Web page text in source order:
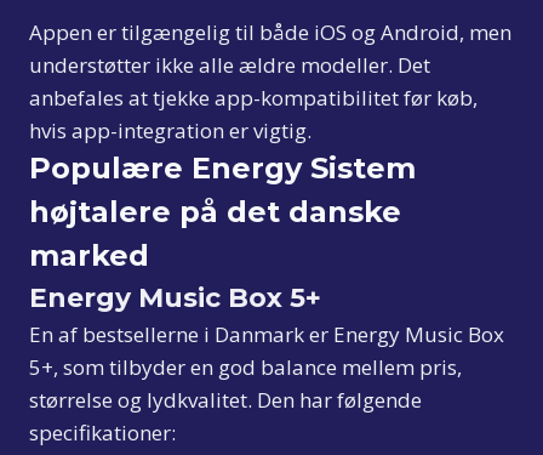
Appen er tilgængelig til både iOS og Android, men
understøtter ikke alle ældre modeller. Det
anbefales at tjekke app-kompatibilitet før køb,
hvis app-integration er vigtig.
Populære Energy Sistem
højtalere på det danske
marked
Energy Music Box 5+
En af bestsellerne i Danmark er Energy Music Box
5+, som tilbyder en god balance mellem pris,
størrelse og lydkvalitet. Den har følgende
specifikationer: